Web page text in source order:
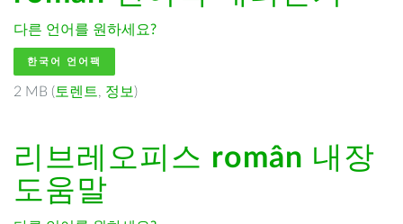
다른 언어를 원하세요?
한국어 언어팩
2 MB ( 토렌트, 정보 )
리브레오피스 român 내장
도움말